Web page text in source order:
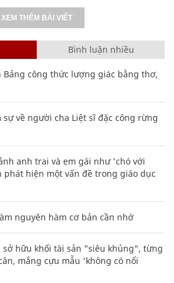
XEM THÊM BÀI VIẾT
Bình luận nhiều
Bảng công thức lượng giác bằng thơ,
sự về người cha Liệt sĩ đặc công rừng
anh trai và em gái như 'chó với
hiện một vấn đề trong giáo dục
nguyên hàm cơ bản cần nhớ
sở hữu khối tài sản "siêu khủng", từng
mắng cựu mẫu 'không có nổi